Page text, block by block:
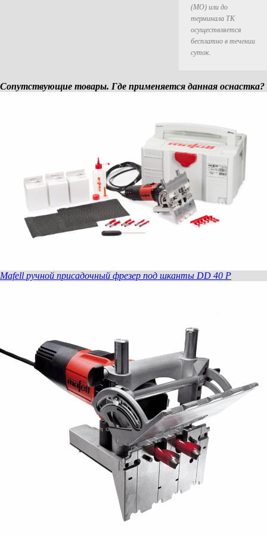
(МО) или до
терминала ТК
осуществляется
бесплатно в течении
суток.
Сопутствующие товары. Где применяется данная оснастка?
Mafell ручной присадочный фрезер под шканты DD 40 P